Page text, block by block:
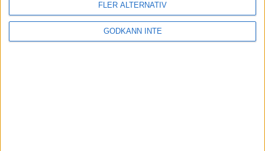
FLER ALTERNATIV
GODKÄNN INTE
8 okt 1995• Arkiv• Reseberättelser från